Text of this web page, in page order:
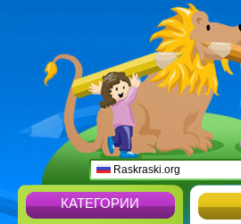
Raskraski.org
КАТЕГОРИИ